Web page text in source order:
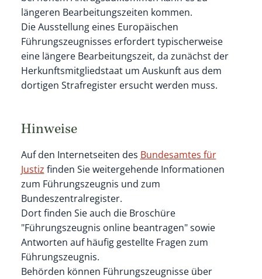
längeren Bearbeitungszeiten kommen.
Die Ausstellung eines Europäischen
Führungszeugnisses erfordert typischerweise
eine längere Bearbeitungszeit, da zunächst der
Herkunftsmitgliedstaat um Auskunft aus dem
dortigen Strafregister ersucht werden muss.
Hinweise
Auf den Internetseiten des Bundesamtes für
Justiz finden Sie weitergehende Informationen
zum Führungszeugnis und zum
Bundeszentralregister.
Dort finden Sie auch die Broschüre
"Führungszeugnis online beantragen" sowie
Antworten auf häufig gestellte Fragen zum
Führungszeugnis.
Behörden können Führungszeugnisse über